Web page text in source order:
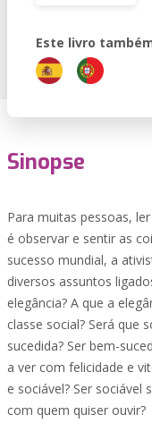
Este livro
Sinopse
Para muitas pessoas,
é observar e sentir as
sucesso mundial, a
diversos assuntos
elegância? A que a
classe social? Será que
sucedida? Ser bem-
a ver com felicidade e
e sociável? Ser
com quem quiser ouvir?